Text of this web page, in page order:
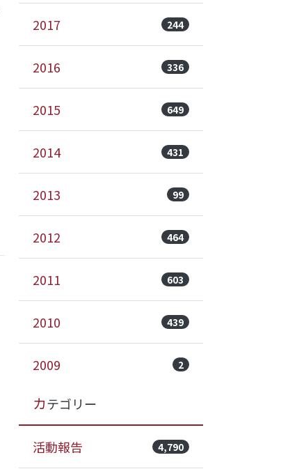
2017 244
2016 336
2015 649
2014 431
2013 99
2012 464
2011 603
2010 439
2009 2
カテゴリー
活動報告 4,790